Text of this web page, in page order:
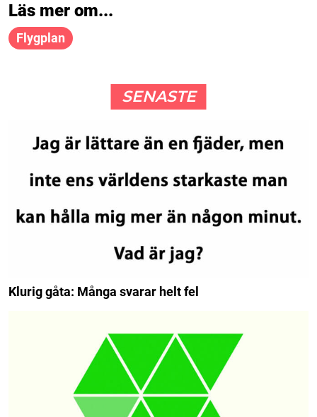
Läs mer om...
Flygplan
SENASTE
Klurig gåta: Många svarar helt fel